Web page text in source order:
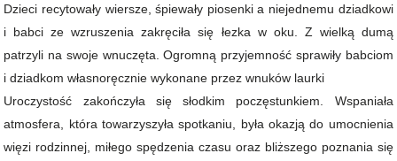
Dzieci recytowały wiersze, śpiewały piosenki a niejednemu dziadkowi
i babci ze wzruszenia zakręciła się łezka w oku. Z wielką dumą
patrzyli na swoje wnuczęta. Ogromną przyjemność sprawiły babciom
i dziadkom własnoręcznie wykonane przez wnuków laurki
Uroczystość zakończyła się słodkim poczęstunkiem. Wspaniała
atmosfera, która towarzyszyła spotkaniu, była okazją do umocnienia
więzi rodzinnej, miłego spędzenia czasu oraz bliższego poznania się